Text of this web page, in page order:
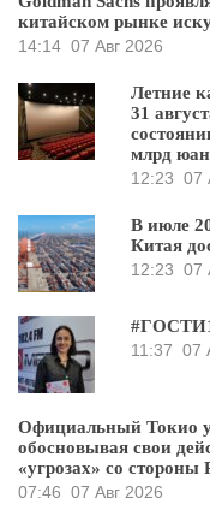
китайском рынке
14:14 07 Авг 2026
Летние
31
млрд
12:23 07
В июле
Китая
12:23 07
11:37 07
Официальный Токио
обосновывая свои
«угрозах» со стороны
07:46 07 Авг 2026